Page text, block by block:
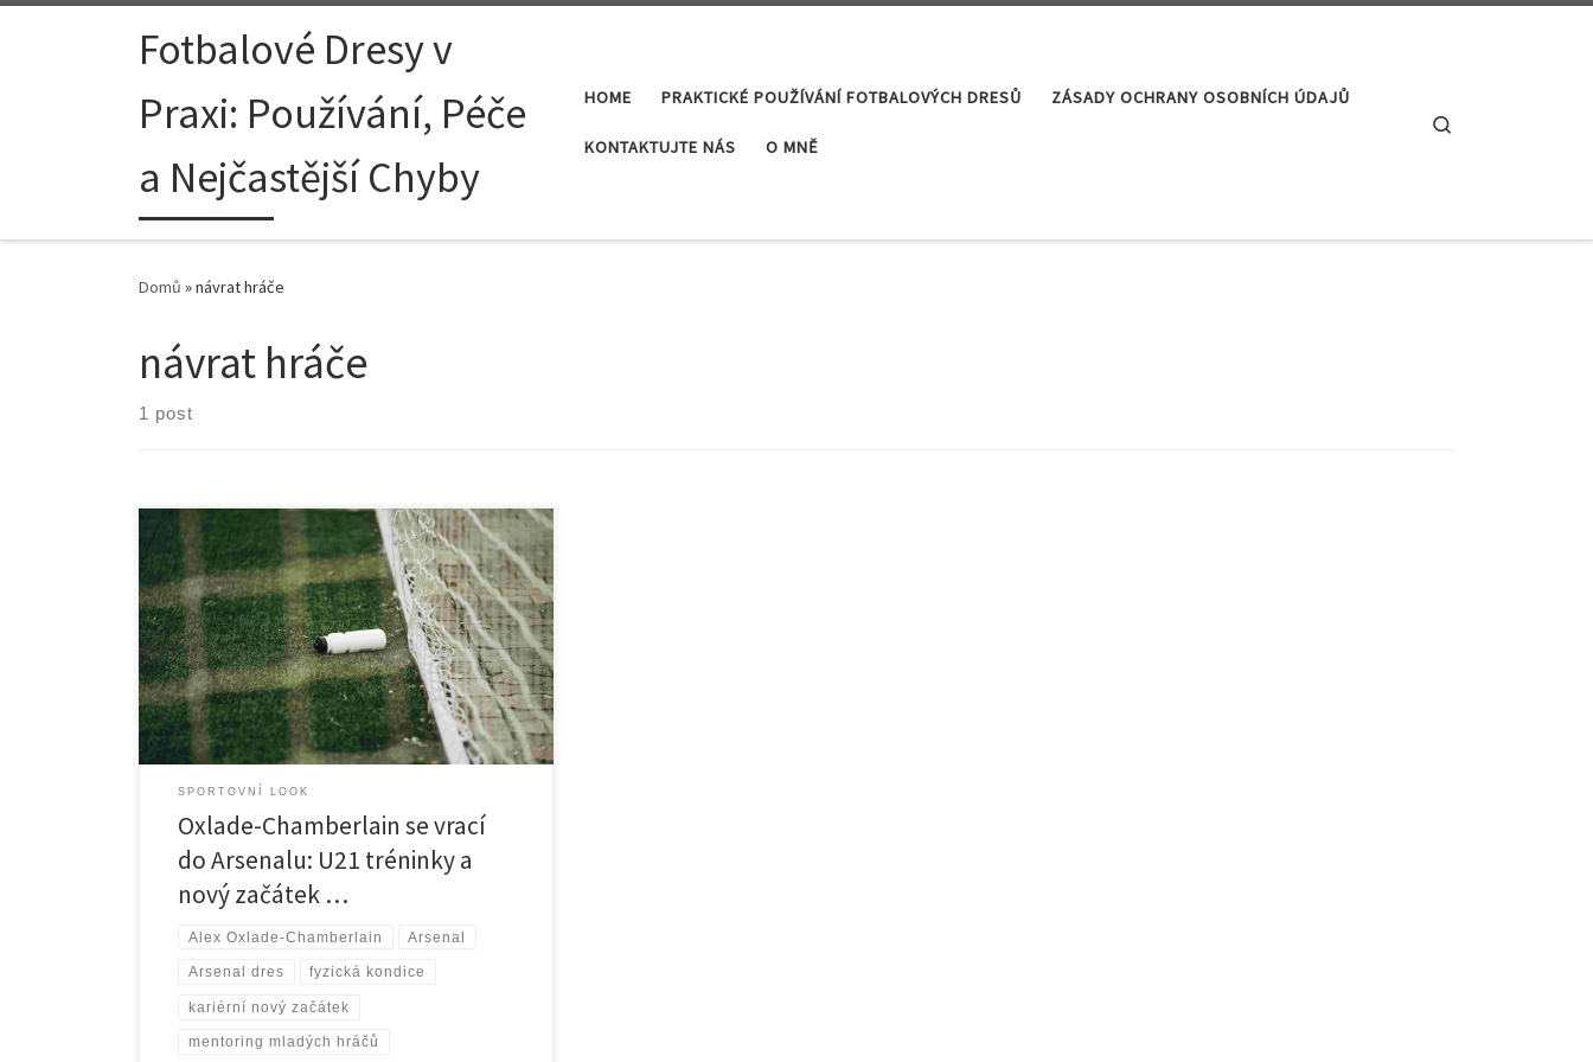
Skip to contentFotbalové Dresy v
Praxi: Používání, Péče
a Nejčastější Chyby
HOME PRAKTICKÉ POUŽÍVÁNÍ FOTBALOVÝCH DRESŮ ZÁSADY OCHRANY OSOBNÍCH ÚDAJŮ
KONTAKTUJTE NÁS O MNĚ
Domů »návrat hráče
návrat hráče
1 post
Alex Oxlade-Chamberlain se vrací do Arsenalu, trénuje
s U21 týmem, udržuje kondici a hledá nový začátek
kariéry, přináší zkušenosti mladším hráčům a inspiruje
fanoušky.
SPORTOVNÍ LOOK
Oxlade-Chamberlain se vrací
do Arsenalu: U21 tréninky a
nový začátek …
Alex Oxlade-Chamberlain Arsenal
Arsenal dres fyzická kondice
kariérní nový začátek
mentoring mladých hráčů